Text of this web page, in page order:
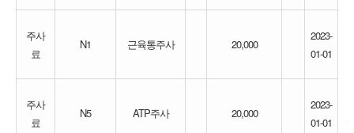
주사
료
N1 근육통주사 20,000
2023-
01-01
주사
료
N5 ATP주사 20,000
2023-
01-01